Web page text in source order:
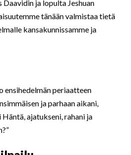
ja lopulta Jeshuan
tänään valmistaa tietä
kansakunnissamme ja
ensihedelmän periaatteen
ja parhaan aikani,
ajatukseni, rahani ja